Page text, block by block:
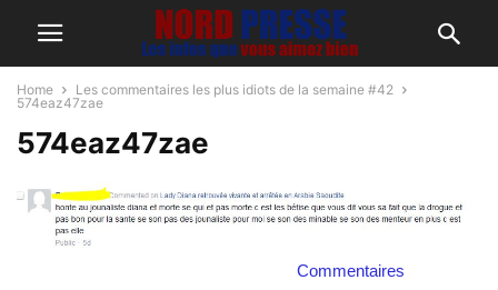
Home
Les commentaires les plus idiots de la semaine #42
574eaz47zae
574eaz47zae
Commentaires